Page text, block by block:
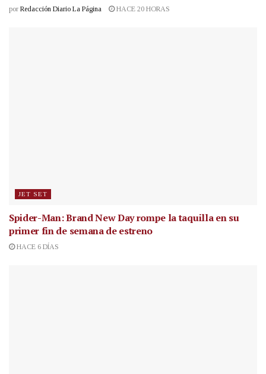
por Redacción Diario La Página HACE 20 HORAS
JET SET
Spider-Man: Brand New Day rompe la taquilla en su
primer fin de semana de estreno
HACE 6 DÍAS